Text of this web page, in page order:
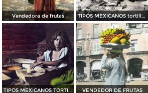
Vendedora de frutas TIPOS MEXICANOS tortilleras
TIPOS MEXICANOS TORTILLERA VENDEDOR DE FRUTAS